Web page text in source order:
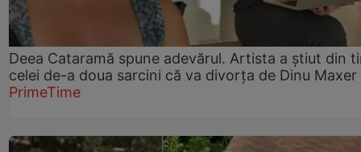
Deea Cataramă spune adevărul. Artista a știut din
celei de-a doua sarcini că va divorța de Dinu Maxer
PrimeTime